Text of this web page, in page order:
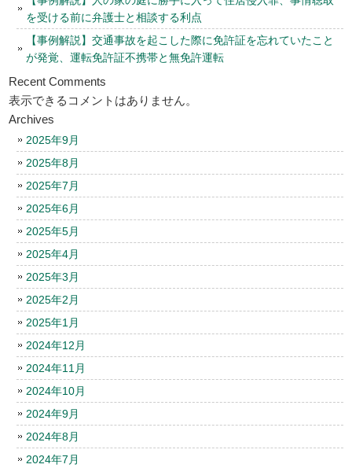
を受ける前に弁護士と相談する利点
【事例解説】交通事故を起こした際に免許証を忘れていたこと
が発覚、運転免許証不携帯と無免許運転
Recent Comments
表示できるコメントはありません。
Archives
2025年9月
2025年8月
2025年7月
2025年6月
2025年5月
2025年4月
2025年3月
2025年2月
2025年1月
2024年12月
2024年11月
2024年10月
2024年9月
2024年8月
2024年7月